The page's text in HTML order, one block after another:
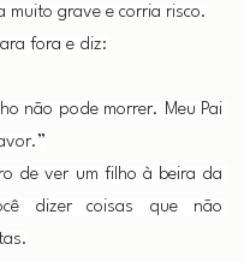
muito grave e corria risco.
fora e diz:
não pode morrer. Meu Pai
de ver um filho à beira da
dizer coisas que não